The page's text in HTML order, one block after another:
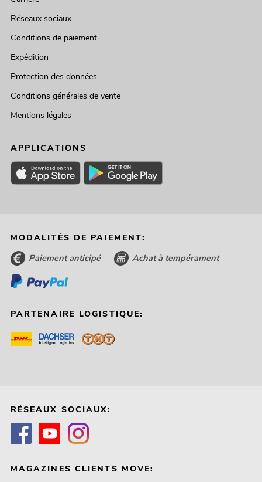
Réseaux sociaux
Conditions de paiement
Expédition
Protection des données
Conditions générales de vente
Mentions légales
APPLICATIONS
MODALITÉS DE PAIEMENT:
Paiement anticipé Achat à tempérament
PARTENAIRE LOGISTIQUE:
RÉSEAUX SOCIAUX:
MAGAZINES CLIENTS MOVE: